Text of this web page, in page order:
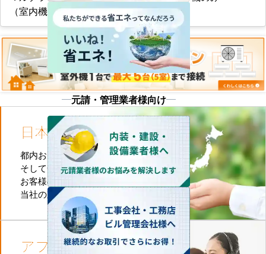
（室内機のみ）
日本全国施工対応
都内および首都圏全域
そして全国津々浦々
お客様のお近くに
当社の直工店がございます
アフターケアも万全
元請・管理業者様向け